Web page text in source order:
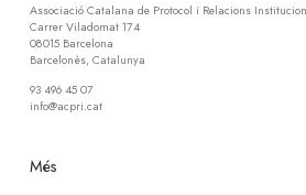
Associació Catalana de Protocol i Relacions
Carrer Viladomat 174
08015 Barcelona
Barcelonès, Catalunya
93 496 45 07
info@acpri.cat
Més